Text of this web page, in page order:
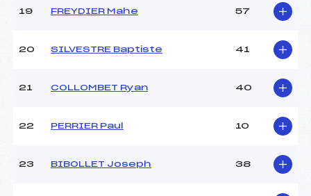
19 FREYDIER Mahe 57
20 SILVESTRE Baptiste 41
21 COLLOMBET Ryan 40
22 PERRIER Paul 10
23 BIBOLLET Joseph 38